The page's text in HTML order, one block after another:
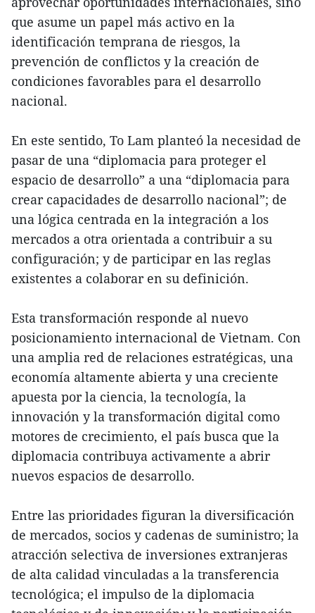
que asume un papel más activo en la
identificación temprana de riesgos, la
prevención de conflictos y la creación de
condiciones favorables para el desarrollo
nacional.
En este sentido, To Lam planteó la necesidad de
pasar de una “diplomacia para proteger el
espacio de desarrollo” a una “diplomacia para
crear capacidades de desarrollo nacional”; de
una lógica centrada en la integración a los
mercados a otra orientada a contribuir a su
configuración; y de participar en las reglas
existentes a colaborar en su definición.
Esta transformación responde al nuevo
posicionamiento internacional de Vietnam. Con
una amplia red de relaciones estratégicas, una
economía altamente abierta y una creciente
apuesta por la ciencia, la tecnología, la
innovación y la transformación digital como
motores de crecimiento, el país busca que la
diplomacia contribuya activamente a abrir
nuevos espacios de desarrollo.
Entre las prioridades figuran la diversificación
de mercados, socios y cadenas de suministro; la
atracción selectiva de inversiones extranjeras
de alta calidad vinculadas a la transferencia
tecnológica; el impulso de la diplomacia